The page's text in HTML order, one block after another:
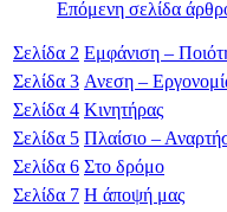
Επόμενη σελίδα
Σελίδα 2 Εμφάνιση –
Σελίδα 3 Ανεση –
Σελίδα 4 Κινητήρας
Σελίδα 5 Πλαίσιο –
Σελίδα 6 Στο δρόμο
Σελίδα 7 Η άποψή μας